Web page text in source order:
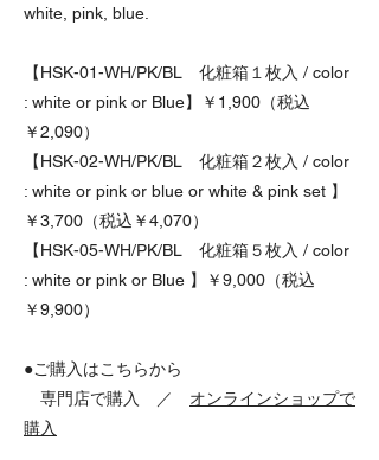
white, pink, blue.
【HSK-01-WH/PK/BL 化粧箱１枚入 / color
: white or pink or Blue】￥1,900（税込
￥2,090）
【HSK-02-WH/PK/BL 化粧箱２枚入 / color
: white or pink or blue or white & pink set 】
￥3,700（税込￥4,070）
【HSK-05-WH/PK/BL 化粧箱５枚入 / color
: white or pink or Blue 】￥9,000（税込
￥9,900）
●ご購入はこちらから
専門店で購入
／ オンラインショップで
購入